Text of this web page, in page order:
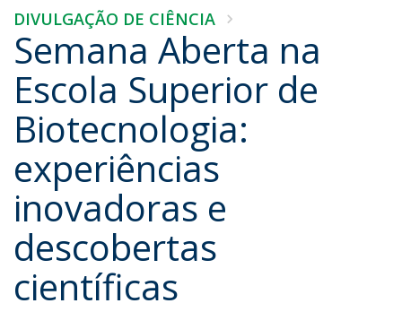
DIVULGAÇÃO DE CIÊNCIA
Semana Aberta na
Escola Superior de
Biotecnologia:
experiências
inovadoras e
descobertas
científicas